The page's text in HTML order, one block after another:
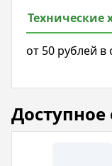
Технические
от 50 рублей в